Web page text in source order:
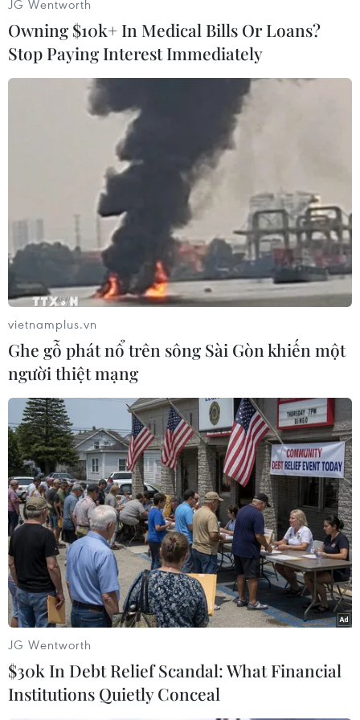
Phương Trang (Vietnam+)
#Barca #Valencia
Theo dõi VietnamPlus
TIN CÙNG CHUYÊN MỤC
ASEAN Cup 2026 ngày 8/8: Xác định
đối thủ của đội tuyển Việt Nam ở bán
kết
Tuyển Việt Nam giành vé vào
JG Wentworth
Owning $10k+ In Medical Bills Or Loans?
Stop Paying Interest Immediately
vietnamplus.vn
Ghe gỗ phát nổ trên sông Sài Gòn khiến một
người thiệt mạng
JG Wentworth
$30k In Debt Relief Scandal: What Financial
Institutions Quietly Conceal